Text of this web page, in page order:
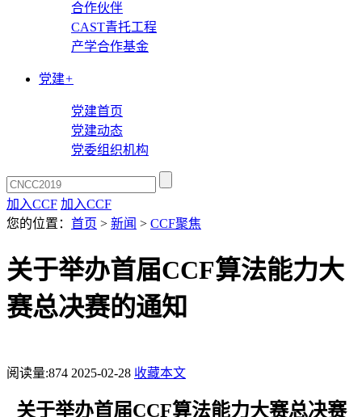
合作伙伴
CAST青托工程
产学合作基金
党建+
党建首页
党建动态
党委组织机构
加入CCF 加入CCF
您的位置： 首页 > 新闻 > CCF聚焦
关于举办首届CCF算法能力大
赛总决赛的通知
阅读量:874 2025-02-28 收藏本文
关于举办首届CCF算法能力大赛总决赛